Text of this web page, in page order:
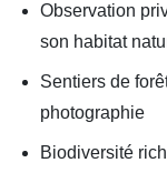
Observation
son habitat
Sentiers de
photographie
Biodiversité